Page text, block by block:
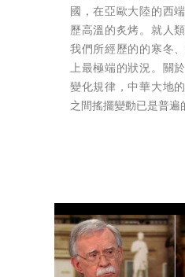
國，在亞歐大陸的西
歷高溫的炙烤。就人
我們所經歷的的寒冬
上最極端的狀況。關
變化規律，中華大地
之間搖擺變動已是普遍